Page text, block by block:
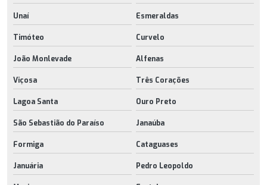
Unaí Esmeraldas
Timóteo Curvelo
João Monlevade Alfenas
Viçosa Três Corações
Lagoa Santa Ouro Preto
São Sebastião do Paraíso Janaúba
Formiga Cataguases
Januária Pedro Leopoldo